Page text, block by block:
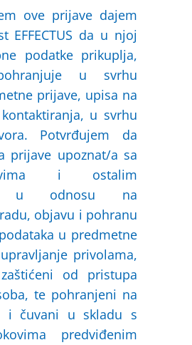
ove prijave dajem
EFFECTUS da u njoj
podatke prikuplja,
u svrhu
prijave, upisa na
u svrhu
Potvrđujem da
prijave upoznat/a sa
i ostalim
u odnosu na
objavu i pohranu
u predmetne
privolama,
od pristupa
te pohranjeni na
i čuvani u skladu s
predviđenim